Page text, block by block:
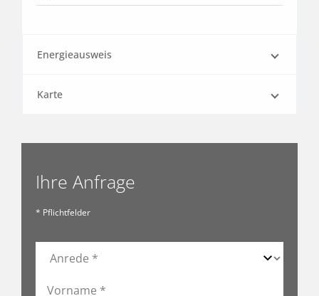
Energieausweis
Karte
Ihre Anfrage
* Pflichtfelder